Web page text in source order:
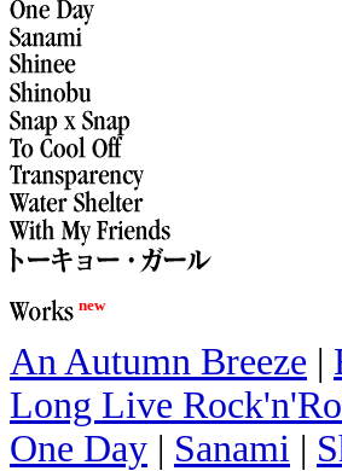
new
An Autumn Breeze |
Long Live
One Day | Sanami |